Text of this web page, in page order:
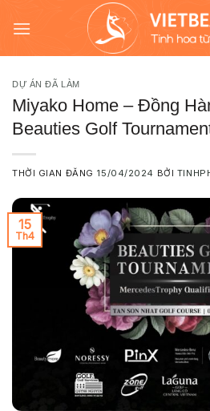
đến
DỰ ÁN ĐÃ LÀM
Miyako Home – Đồng
Beauties Golf
THỜI GIAN ĐĂNG 15/04/2024 BỞI
15
Th4